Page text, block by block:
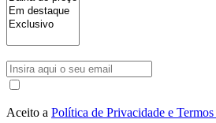
Aceito a Política de Privacidade e